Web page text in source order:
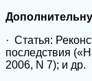
· Статья:
последствия
2006, N 7); и др.